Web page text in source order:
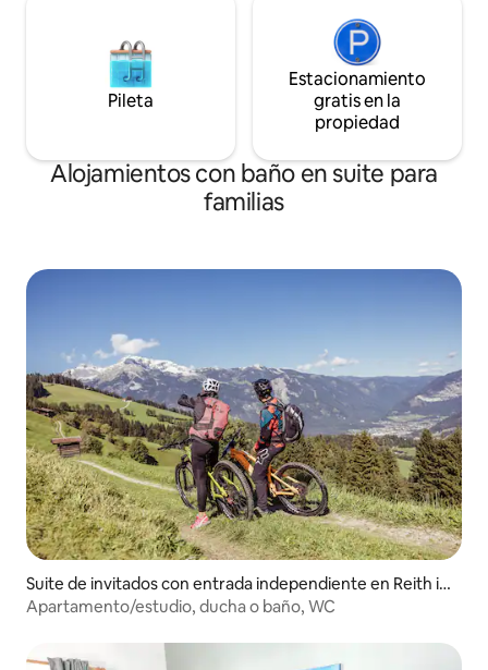
Pileta
Estacionamiento
gratis en la
propiedad
Alojamientos con baño en suite para
familias
Suite de invitados con entrada independiente en Reith i
m Alpbachtal
Apartamento/estudio, ducha o baño, WC